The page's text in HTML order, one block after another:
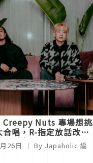
Creepy Nuts 專場想挑
唱，R-指定放話改掉
遭DJ松永吐槽「死心
26日 ｜ By Japaholic 編